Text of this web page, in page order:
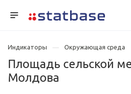
Индикаторы Окружающая среда
Площадь сельской
Молдова